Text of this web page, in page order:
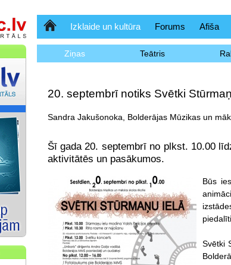
SākumlapaIzklaide un kultūra Forums Afiša
Ziņas Teātris
20. septembrī notiks Svētki
Sandra Jakušonoka, Bolderājas Mūzikas un
Šī gada 20. septembrī no plkst. 10.00
aktivitātēs un pasākumos.
Būs
Svētki